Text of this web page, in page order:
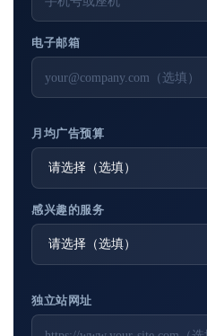
电子邮箱
月均广告预算
感兴趣的服务
独立站网址